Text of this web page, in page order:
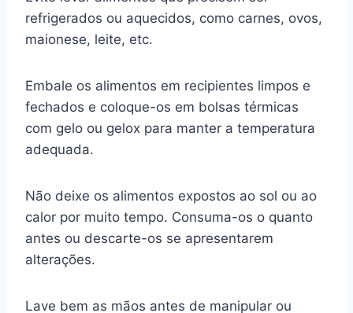
refrigerados ou aquecidos, como carnes, ovos,
maionese, leite, etc.
Embale os alimentos em recipientes limpos e
fechados e coloque-os em bolsas térmicas
com gelo ou gelox para manter a temperatura
adequada.
Não deixe os alimentos expostos ao sol ou ao
calor por muito tempo. Consuma-os o quanto
antes ou descarte-os se apresentarem
alterações.
Lave bem as mãos antes de manipular ou